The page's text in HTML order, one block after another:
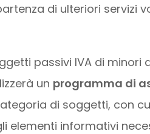
di ulteriori servizi
passivi IVA di minori
un programma di
di soggetti, con
elementi informativi